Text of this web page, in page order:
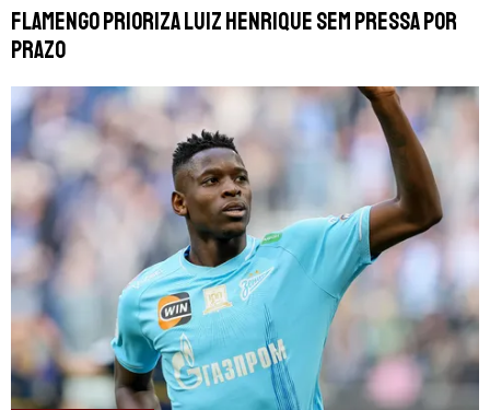
Flamengo prioriza Luiz Henrique sem pressa por
prazo